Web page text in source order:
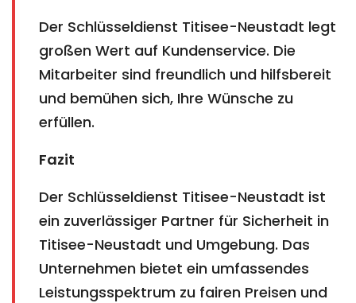
Der Schlüsseldienst Titisee-Neustadt legt
großen Wert auf Kundenservice. Die
Mitarbeiter sind freundlich und hilfsbereit
und bemühen sich, Ihre Wünsche zu
erfüllen.
Fazit
Der Schlüsseldienst Titisee-Neustadt ist
ein zuverlässiger Partner für Sicherheit in
Titisee-Neustadt und Umgebung. Das
Unternehmen bietet ein umfassendes
Leistungsspektrum zu fairen Preisen und